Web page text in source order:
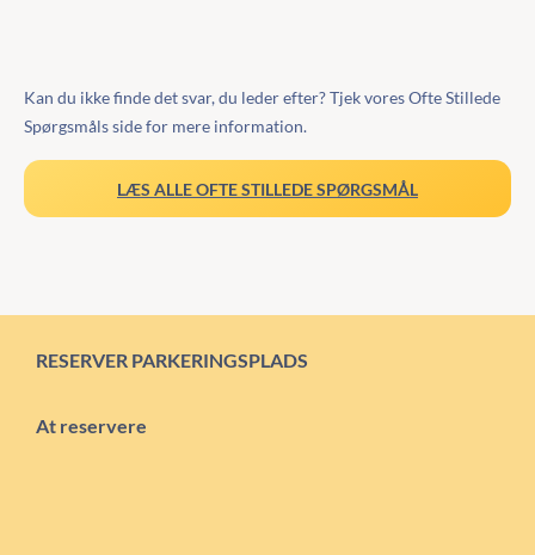
Kan du ikke finde det svar, du leder efter? Tjek vores Ofte Stillede
Spørgsmåls side for mere information.
LÆS ALLE OFTE STILLEDE SPØRGSMÅL
RESERVER PARKERINGSPLADS
At reservere